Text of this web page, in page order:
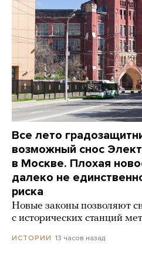
Все лето
возможный снос
в Москве. Плохая
далеко не
риска
Новые законы позволяют
с исторических станций
ИСТОРИИ 13 часов назад